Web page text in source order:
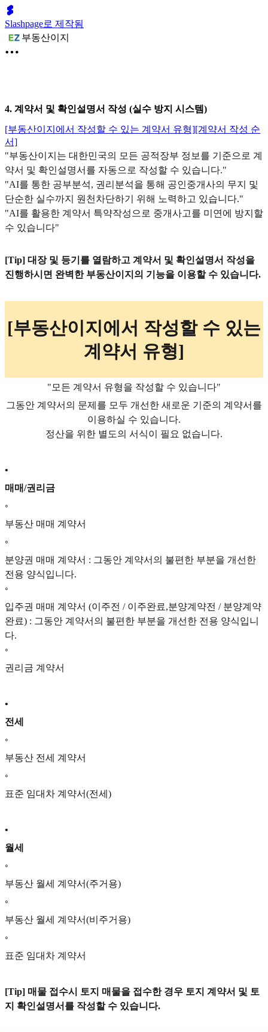
Slashpage로 제작됨
부동산이지
4. 계약서 및 확인설명서 작성 (실수 방지 시스템)
[부동산이지에서 작성할 수 있는 계약서 유형][계약서 작성 순
서]
"부동산이지는 대한민국의 모든 공적장부 정보를 기준으로 계
약서 및 확인설명서를 자동으로 작성할 수 있습니다."
"AI를 통한 공부분석, 권리분석을 통해 공인중개사의 무지 및
단순한 실수까지 원천차단하기 위해 노력하고 있습니다."
"AI를 활용한 계약서 특약작성으로 중개사고를 미연에 방지할
수 있습니다"
[Tip] 대장 및 등기를 열람하고 계약서 및 확인설명서 작성을
진행하시면 완벽한 부동산이지의 기능을 이용할 수 있습니다.
[부동산이지에서 작성할 수 있는
계약서 유형]
"모든 계약서 유형을 작성할 수 있습니다"
그동안 계약서의 문제를 모두 개선한 새로운 기준의 계약서를
이용하실 수 있습니다.
정산을 위한 별도의 서식이 필요 없습니다.
•
매매/권리금
◦
부동산 매매 계약서
◦
분양권 매매 계약서 : 그동안 계약서의 불편한 부분을 개선한
전용 양식입니다.
◦
입주권 매매 계약서 (이주전 / 이주완료,분양계약전 / 분양계약
완료) : 그동안 계약서의 불편한 부분을 개선한 전용 양식입니
다.
◦
권리금 계약서
•
전세
◦
부동산 전세 계약서
◦
표준 임대차 계약서(전세)
•
월세
◦
부동산 월세 계약서(주거용)
◦
부동산 월세 계약서(비주거용)
◦
표준 임대차 계약서
[Tip] 매물 접수시 토지 매물을 접수한 경우 토지 계약서 및 토
지 확인설명서를 작성할 수 있습니다.